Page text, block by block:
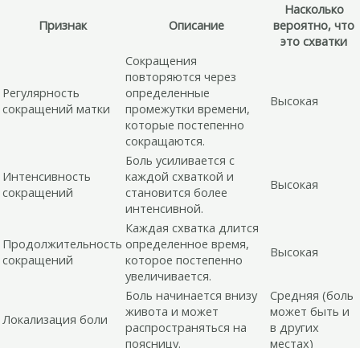
Признак Описание
Насколько
вероятно, что
это схватки
Регулярность
сокращений матки
Сокращения
повторяются через
определенные
промежутки времени,
которые постепенно
сокращаются.
Высокая
Интенсивность
сокращений
Боль усиливается с
каждой схваткой и
становится более
интенсивной.
Высокая
Продолжительность
сокращений
Каждая схватка длится
определенное время,
которое постепенно
увеличивается.
Высокая
Локализация боли
Боль начинается внизу
живота и может
распространяться на
поясницу.
Средняя (боль
может быть и
в других
местах)